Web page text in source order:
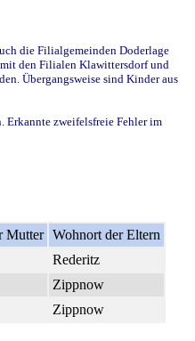
die Filialgemeinden Doderlage
den Filialen Klawittersdorf und
Übergangsweise sind Kinder aus
Erkannte zweifelsfreie Fehler im
Mutter Wohnort der Eltern
Rederitz
Zippnow
Zippnow